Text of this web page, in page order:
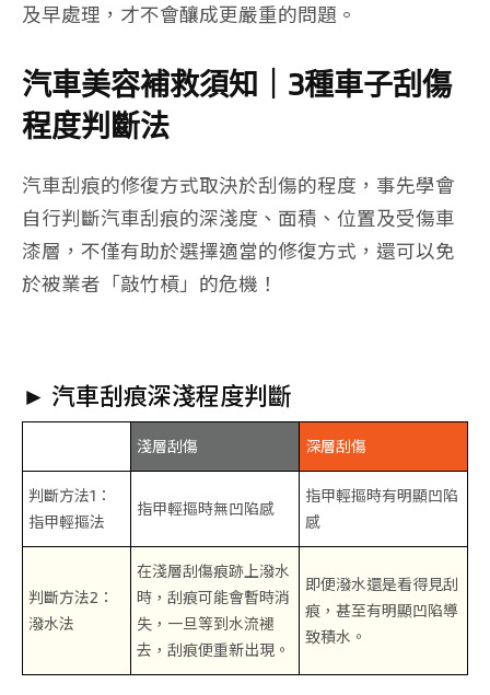
及早處理，才不會釀成更嚴重的問題。
汽車美容補救須知｜3種車子刮傷
程度判斷法
汽車刮痕的修復方式取決於刮傷的程度，事先學會
自行判斷汽車刮痕的深淺度、面積、位置及受傷車
漆層，不僅有助於選擇適當的修復方式，還可以免
於被業者「敲竹槓」的危機！
► 汽車刮痕深淺程度判斷
淺層刮傷 深層刮傷
判斷方法1：
指甲輕摳法
指甲輕摳時無凹陷感
指甲輕摳時有明顯凹陷
感
判斷方法2：
潑水法
在淺層刮傷痕跡上潑水
時，刮痕可能會暫時消
失，一旦等到水流褪
去，刮痕便重新出現。
即便潑水還是看得見刮
痕，甚至有明顯凹陷導
致積水。